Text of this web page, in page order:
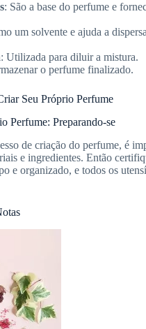
: São a base do perfume e
um solvente e ajuda a
: Utilizada para diluir a mistura.
o perfume finalizado.
Seu Próprio Perfume
Perfume: Preparando-se
de criação do perfume, é
e ingredientes. Então
e organizado, e todos os